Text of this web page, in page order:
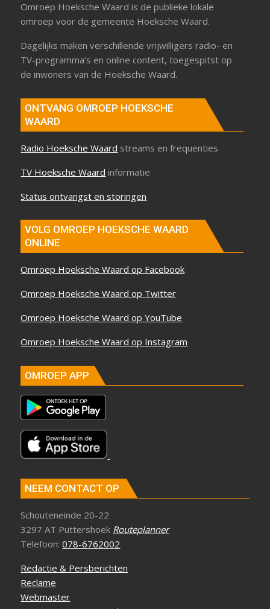
Omroep Hoeksche Waard is de publieke lokale
omroep voor de gemeente Hoeksche Waard.
Dagelijks maken verschillende vrijwilligers radio- en
TV-programma’s en online content, toegespitst op
de inwoners van de Hoeksche Waard.
ONTVANG OMROEP HOEKSCHE
WAARD
Radio Hoeksche Waard streams en frequenties
TV Hoeksche Waard informatie
Status ontvangst en storingen
VOLG OMROEP HOEKSCHE WAARD
ONLINE
Omroep Hoeksche Waard op Facebook
Omroep Hoeksche Waard op Twitter
Omroep Hoeksche Waard op YouTube
Omroep Hoeksche Waard op Instagram
OMROEP APP
NEEM CONTACT OP
Schouteneinde 20-22
3297 AT Puttershoek Routeplanner
Telefoon:078-6762002
Redactie & Persberichten
Reclame
Webmaster